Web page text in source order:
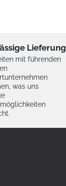
Lieferung
mit führenden
was uns